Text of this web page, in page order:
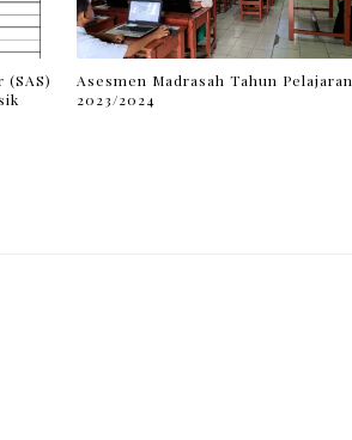
(SAS)
Asesmen Madrasah Tahun Pelajaran
2023/2024